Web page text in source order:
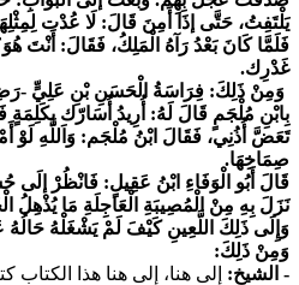
يَلْتَفِتُ، حَتَّى إذَا أَمِنَ قَالَ: لَا عُدْت
فَلَمَّا كَانَ بَعْدُ رَآهُ الْمَلِكُ، فَقَالَ: أَنْتَ
غَدْرِك.
وَمِنْ ذَلِكَ: فِرَاسَةُ الْحَسَنِ بْنِ عَلِيٍّ -
بِابْنِ مُلْجَمٍ قَالَ لَهُ: أُرِيدُ أُسَارّك بِكَلِمَةٍ
تَعَضَّ أُذُنِي، فَقَالَ ابْنُ مُلْجَم: وَاَللَّهِ لَوْ
صِمَاخِهَا.
قَالَ أَبُو الْوَفَاءِ ابْنُ عَقِيلٍ: فَانْظُرْ
نَزَلَ بِهِ مِنْ الْمُصِيبَةِ الْعَاجِلَةِ مَا يُذْهِلُ
وَإِلَى ذَلِكَ اللَّعِينِ كَيْفَ لَمْ يَشْغَلْهُ حَالُهُ
وَمِنْ ذَلِكَ:
- الشيخ: إلى هنا، إلى هنا هذا